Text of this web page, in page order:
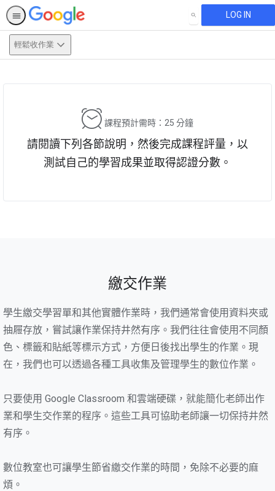
SEARCH LOG IN
輕鬆收作業
課程預計需時：25 分鐘
請閱讀下列各節說明，然後完成課程評量，以
測試自己的學習成果並取得認證分數。
繳交作業
學生繳交學習單和其他實體作業時，我們通常會使用資料夾或
抽屜存放，嘗試讓作業保持井然有序。我們往往會使用不同顏
色、標籤和貼紙等標示方式，方便日後找出學生的作業。現
在，我們也可以透過各種工具收集及管理學生的數位作業。
只要使用 Google Classroom 和雲端硬碟，就能簡化老師出作
業和學生交作業的程序。這些工具可協助老師讓一切保持井然
有序。
數位教室也可讓學生節省繳交作業的時間，免除不必要的麻
煩。